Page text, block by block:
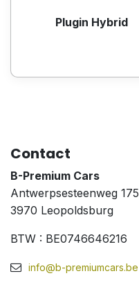
Plugin Hybrid
Contact
B-Premium Cars
Antwerpsesteenweg 175
3970 Leopoldsburg
BTW : BE0746646216
info@b-premiumcars.be